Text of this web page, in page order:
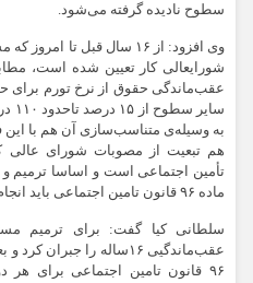
سطوح نادیده گرفته می‌شود.
وی افزود: از ۱۶ سال قبل تا
شورایعالی کار تعیین شده است،
به وسیله‌ی متناسب‌سازی آن هم با
هم تبعیت از مصوبات شورای عالی
تأمین اجتماعی است و اساسا ترمیم
ماده ۹۶ قانون تامین اجتماعی باید انجام پذیرد.
سلطانی کیا گفت: برای ترمیم
عقب‌ماندگیی ۱۶ساله را
۹۶ قانون تامین اجتماعی برای